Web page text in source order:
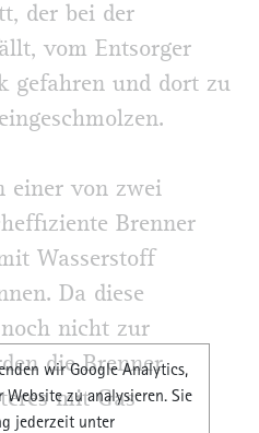
der bei der
vom Entsorger
gefahren und dort zu
einer von zwei
Brenner
Wasserstoff
Da diese
nicht zur
die Brenner
mit Gas
wir Google Analytics,
zu analysieren. Sie
jederzeit unter